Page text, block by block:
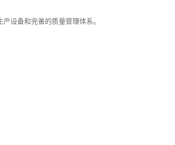
设备和完善的质量管理体系。